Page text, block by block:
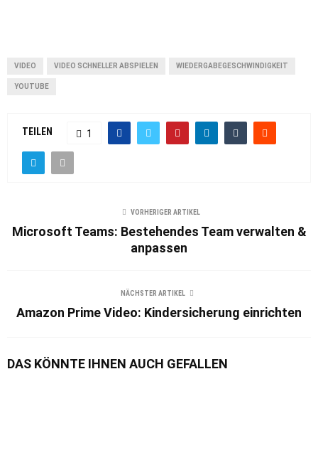
VIDEO VIDEO SCHNELLER ABSPIELEN WIEDERGABEGESCHWINDIGKEIT
YOUTUBE
TEILEN 1
VORHERIGER ARTIKEL
Microsoft Teams: Bestehendes Team verwalten &
anpassen
NÄCHSTER ARTIKEL
Amazon Prime Video: Kindersicherung einrichten
DAS KÖNNTE IHNEN AUCH GEFALLEN